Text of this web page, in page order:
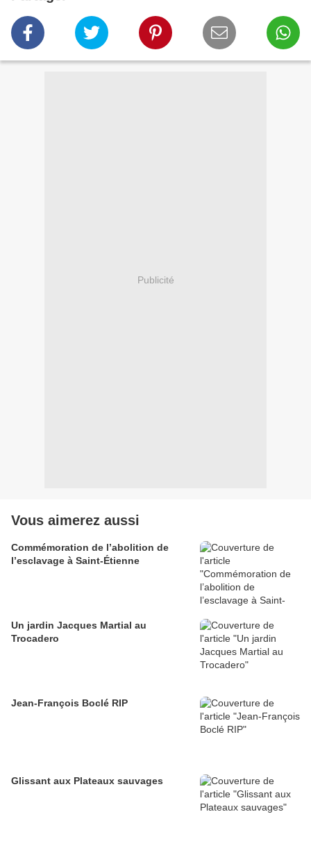
Publicité
Vous aimerez aussi
Commémoration de l’abolition de
l’esclavage à Saint-Étienne
Un jardin Jacques Martial au
Trocadero
Jean-François Boclé RIP
Glissant aux Plateaux sauvages